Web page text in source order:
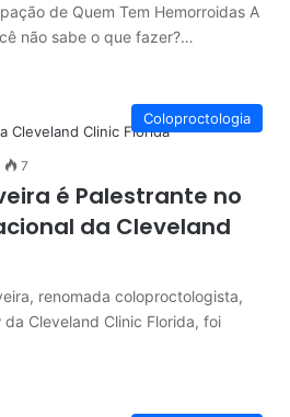
de Quem Tem Hemorroidas A
não sabe o que fazer?…
Coloproctologia
7
é Palestrante no
da Cleveland
renomada coloproctologista,
Cleveland Clinic Florida, foi